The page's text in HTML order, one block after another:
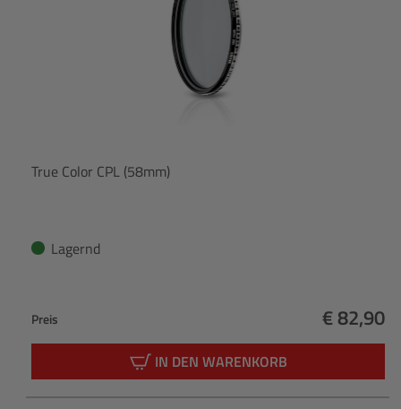
True Color CPL (58mm)
Lagernd
Preis € 82,90
IN DEN WARENKORB